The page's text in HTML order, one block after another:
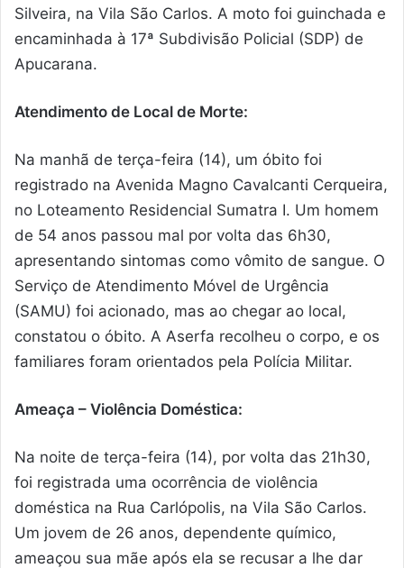
Silveira, na Vila São Carlos. A moto foi guinchada e
encaminhada à 17ª Subdivisão Policial (SDP) de
Apucarana.
Atendimento de Local de Morte:
Na manhã de terça-feira (14), um óbito foi
registrado na Avenida Magno Cavalcanti Cerqueira,
no Loteamento Residencial Sumatra I. Um homem
de 54 anos passou mal por volta das 6h30,
apresentando sintomas como vômito de sangue. O
Serviço de Atendimento Móvel de Urgência
(SAMU) foi acionado, mas ao chegar ao local,
constatou o óbito. A Aserfa recolheu o corpo, e os
familiares foram orientados pela Polícia Militar.
Ameaça – Violência Doméstica:
Na noite de terça-feira (14), por volta das 21h30,
foi registrada uma ocorrência de violência
doméstica na Rua Carlópolis, na Vila São Carlos.
Um jovem de 26 anos, dependente químico,
ameaçou sua mãe após ela se recusar a lhe dar